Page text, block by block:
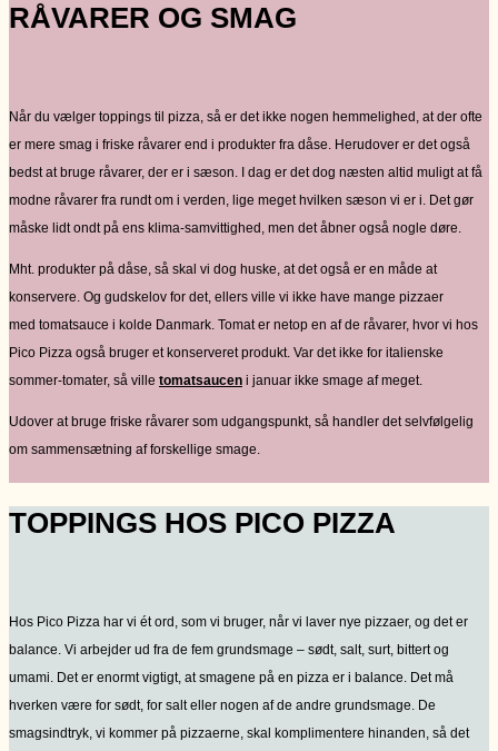
RÅVARER OG SMAG
Når du vælger toppings til pizza, så er det ikke nogen hemmelighed, at der ofte
er mere smag i friske råvarer end i produkter fra dåse. Herudover er det også
bedst at bruge råvarer, der er i sæson. I dag er det dog næsten altid muligt at få
modne råvarer fra rundt om i verden, lige meget hvilken sæson vi er i. Det gør
måske lidt ondt på ens klima-samvittighed, men det åbner også nogle døre.
Mht. produkter på dåse, så skal vi dog huske, at det også er en måde at
konservere. Og gudskelov for det, ellers ville vi ikke have mange pizzaer
med tomatsauce i kolde Danmark. Tomat er netop en af de råvarer, hvor vi hos
Pico Pizza også bruger et konserveret produkt. Var det ikke for italienske
sommer-tomater, så ville tomatsaucen i januar ikke smage af meget.
Udover at bruge friske råvarer som udgangspunkt, så handler det selvfølgelig
om sammensætning af forskellige smage.
TOPPINGS HOS PICO PIZZA
Hos Pico Pizza har vi ét ord, som vi bruger, når vi laver nye pizzaer, og det er
balance. Vi arbejder ud fra de fem grundsmage – sødt, salt, surt, bittert og
umami. Det er enormt vigtigt, at smagene på en pizza er i balance. Det må
hverken være for sødt, for salt eller nogen af de andre grundsmage. De
smagsindtryk, vi kommer på pizzaerne, skal komplimentere hinanden, så det